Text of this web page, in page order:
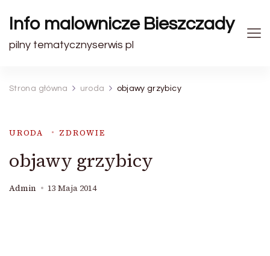
Info malownicze Bieszczady
pilny tematycznyserwis pl
Strona główna uroda objawy grzybicy
URODA ZDROWIE
objawy grzybicy
Admin 13 Maja 2014